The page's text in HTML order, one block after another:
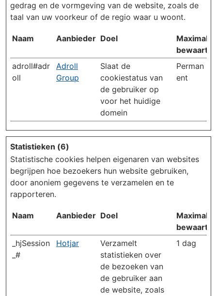
gedrag en de vormgeving van de website, zoals de
taal van uw voorkeur of de regio waar u woont.
Naam Aanbieder Doel
Maximale
adroll#adr
oll
Adroll
Group
Slaat de
cookiestatus van
de gebruiker op
voor het huidige
domein
Perman
ent
Statistieken (6)
Statistische cookies helpen eigenaren van websites
begrijpen hoe bezoekers hun website gebruiken,
door anoniem gegevens te verzamelen en te
rapporteren.
Naam Aanbieder Doel
Maximale
_hjSession
_#
Hotjar
Verzamelt
statistieken over
de bezoeken van
de gebruiker aan
de website, zoals
1 dag